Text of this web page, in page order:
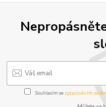
Souhlasím se zpracováním